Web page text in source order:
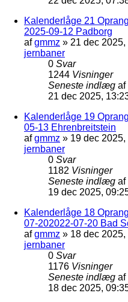
Kalenderlåge 21
2025-09-12 Padborg
afgmmz » 21 dec 2025,
jernbaner
0 Svar
1244 Visninger
Seneste indlæg af
21 dec 2025,
Kalenderlåge 19
05-13 Ehrenbreitstein
afgmmz » 19 dec 2025,
jernbaner
0 Svar
1182 Visninger
Seneste indlæg af
19 dec 2025,
Kalenderlåge 18
07-202022-07-20 Bad
afgmmz » 18 dec 2025,
jernbaner
0 Svar
1176 Visninger
Seneste indlæg af
18 dec 2025,